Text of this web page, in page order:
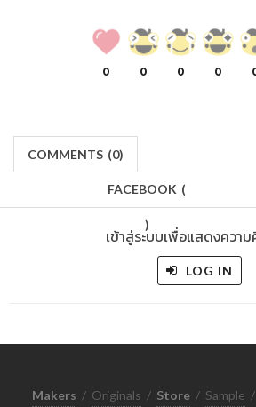
0 0 0 0
COMMENTS (0)
FACEBOOK (
)
เข้าสู่ระบบเพื่อแสดงควา
LOG IN
Makers / Originals / Store / Sample /